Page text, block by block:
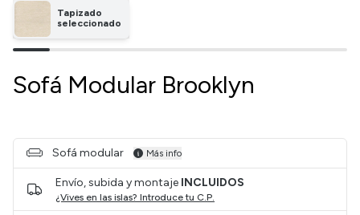
Tapizado
seleccionado
Sofá Modular Brooklyn
Sofá modular Más info
Envío, subida y montaje INCLUIDOS
¿Vives en las islas? Introduce tu C.P.